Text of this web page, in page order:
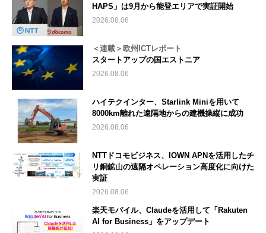
HAPS」は9月から能登エリアで実証開始
2026.08.06
＜連載＞欧州ICTレポート
スタートアップの国エストニア
2026.08.06
ハイテクインター、Starlink Miniを用いて
8000km離れた遠隔地からの建機操縦に成功
2026.08.06
NTTドコモビジネス、IOWN APNを活用したチ
リ銅鉱山の遠隔オペレーション高度化に向けた
実証
2026.08.06
楽天モバイル、Claudeを活用して「Rakuten
AI for Business」をアップデート